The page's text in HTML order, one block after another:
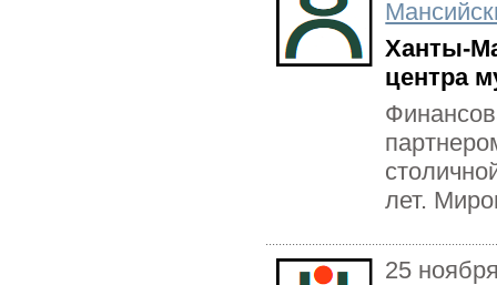
Ханты-
центра
лет.
25